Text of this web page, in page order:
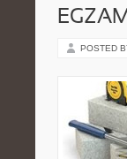
POSTED